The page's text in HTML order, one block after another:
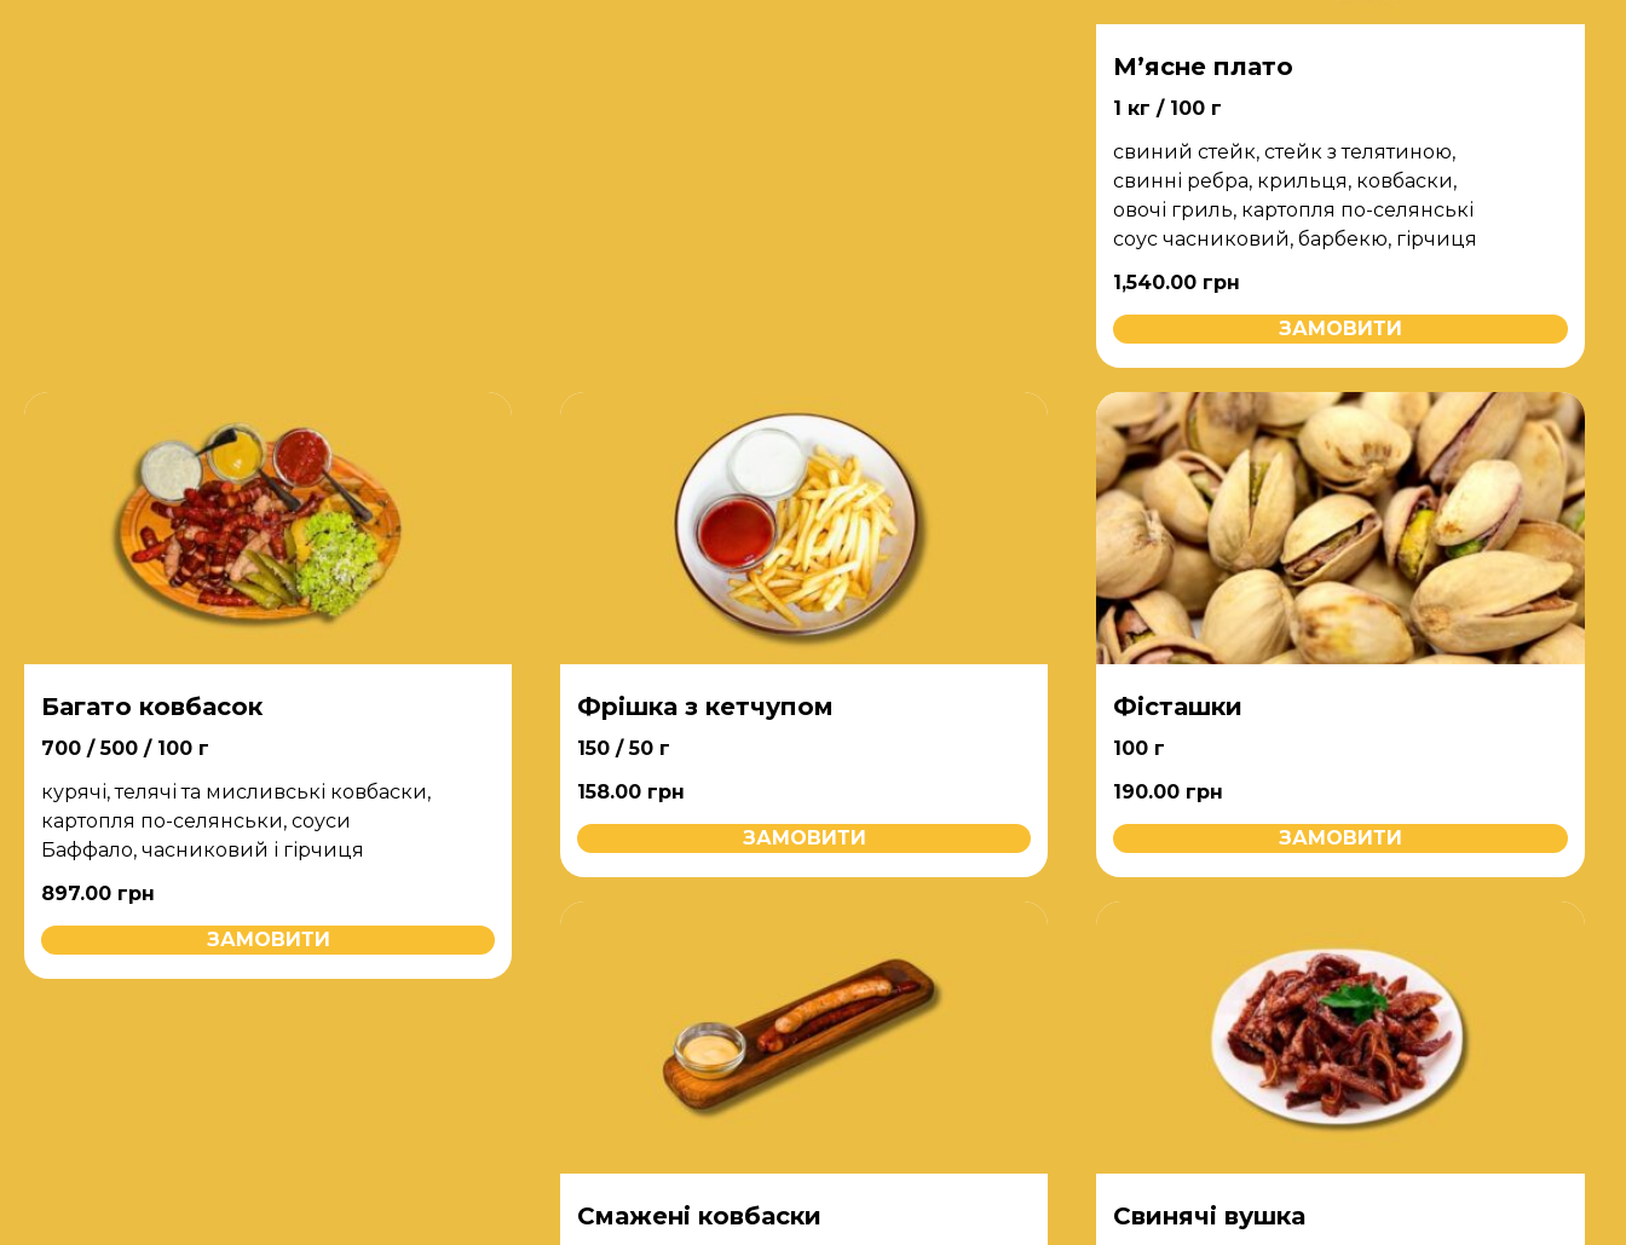
М’ясне плато
1 кг / 100 г
свиний стейк, стейк з телятиною,
свинні ребра, крильця, ковбаски,
овочі гриль, картопля по-селянські
соус часниковий, барбекю, гірчиця
1,540.00 грн
ЗАМОВИТИ
Багато ковбасок
700 / 500 / 100 г
курячі, телячі та мисливські ковбаски,
картопля по-селянськи, соуси
Баффало, часниковий і гірчиця
897.00 грн
ЗАМОВИТИ
Фрішка з кетчупом
150 / 50 г
158.00 грн
ЗАМОВИТИ
Фісташки
100 г
190.00 грн
ЗАМОВИТИ
Смажені ковбаски Свинячі вушка